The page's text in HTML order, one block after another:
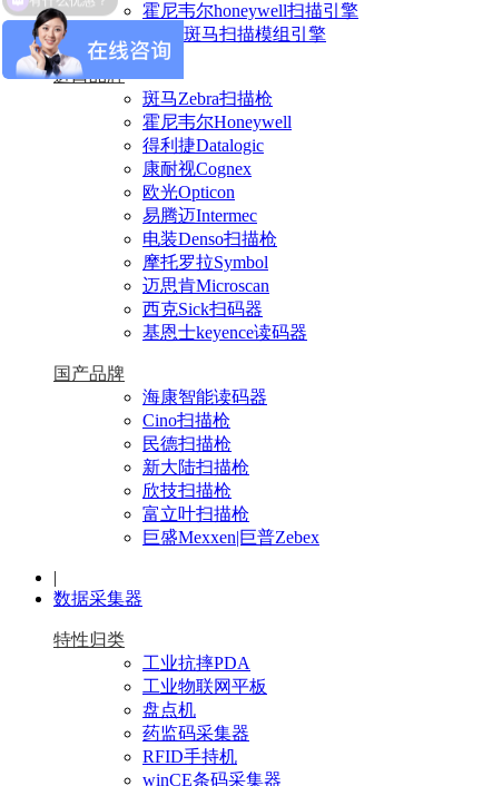
霍尼韦尔honeywell扫描引擎
Zebra斑马扫描模组引擎
进口品牌
斑马Zebra扫描枪
霍尼韦尔Honeywell
得利捷Datalogic
康耐视Cognex
欧光Opticon
易腾迈Intermec
电装Denso扫描枪
摩托罗拉Symbol
迈思肯Microscan
西克Sick扫码器
基恩士keyence读码器
国产品牌
海康智能读码器
Cino扫描枪
民德扫描枪
新大陆扫描枪
欣技扫描枪
富立叶扫描枪
巨盛Mexxen|巨普Zebex
|
数据采集器
特性归类
工业抗摔PDA
工业物联网平板
盘点机
药监码采集器
RFID手持机
winCE条码采集器